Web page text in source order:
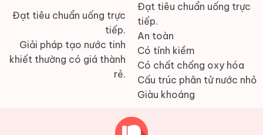
Đạt tiêu chuẩn uống trực
tiếp.
Giải pháp tạo nước tinh
khiết thường có giá thành
rẻ.
Đạt tiêu chuẩn uống trực
tiếp.
An toàn
Có tính kiềm
Có chất chống oxy hóa
Cấu trúc phân tử nước nhỏ
Giàu khoáng